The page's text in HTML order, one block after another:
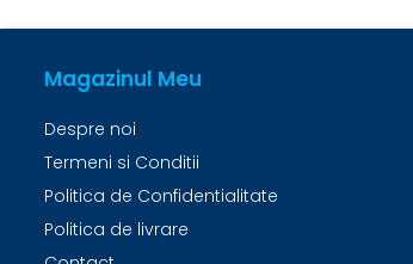
Magazinul Meu
Despre noi
Termeni si Conditii
Politica de Confidentialitate
Politica de livrare